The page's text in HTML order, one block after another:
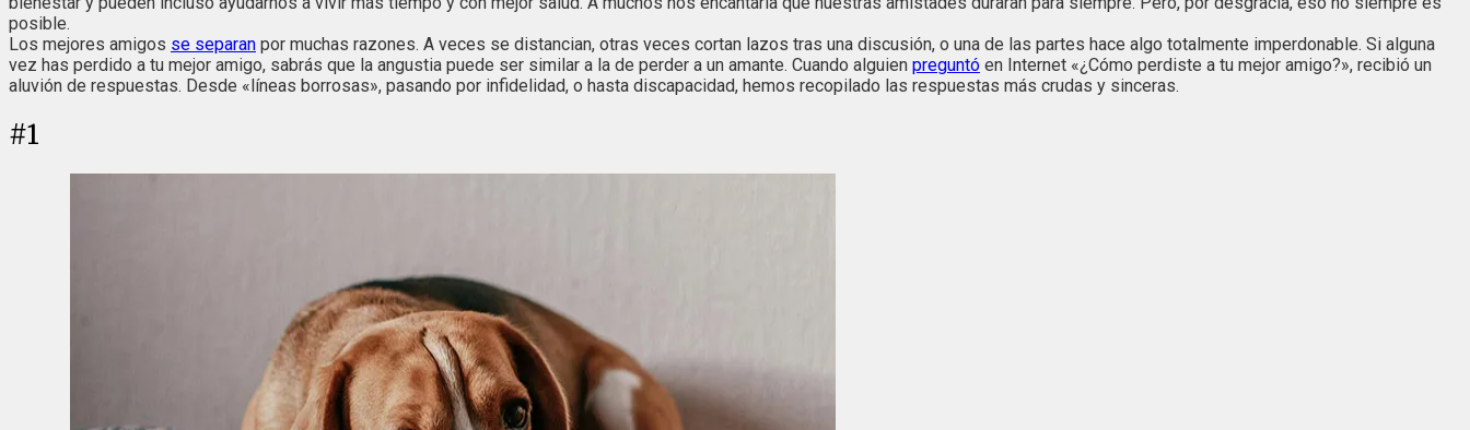
posible.
Los mejores amigos se separan por muchas razones. A veces se distancian, otras veces cortan lazos tras una discusión, o una de las partes hace algo totalmente imperdonable. Si alguna
vez has perdido a tu mejor amigo, sabrás que la angustia puede ser similar a la de perder a un amante. Cuando alguien preguntó en Internet «¿Cómo perdiste a tu mejor amigo?», recibió un
aluvión de respuestas. Desde «líneas borrosas», pasando por infidelidad, o hasta discapacidad, hemos recopilado las respuestas más crudas y sinceras.
#1